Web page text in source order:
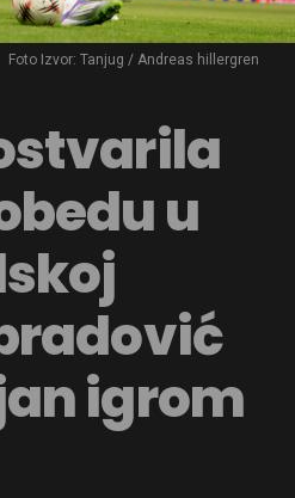
Foto Izvor: Tanjug / Andreas hillergren
u
igrom